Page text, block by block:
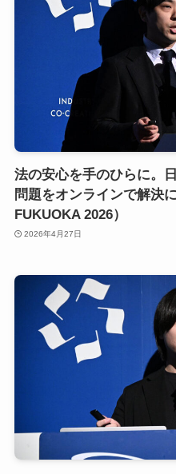
法の安心を手のひらに。
問題をオンラインで解決
FUKUOKA 2026）
2026年4月27日